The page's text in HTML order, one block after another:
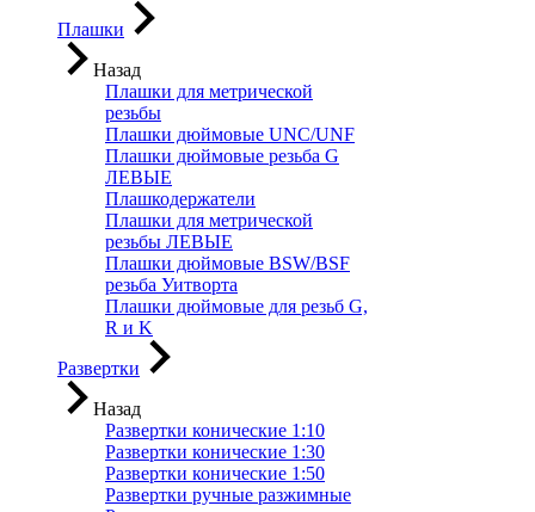
Плашки
Назад
Плашки для метрической
резьбы
Плашки дюймовые UNC/UNF
Плашки дюймовые резьба G
ЛЕВЫЕ
Плашкодержатели
Плашки для метрической
резьбы ЛЕВЫЕ
Плашки дюймовые BSW/BSF
резьба Уитворта
Плашки дюймовые для резьб G,
R и K
Развертки
Назад
Развертки конические 1:10
Развертки конические 1:30
Развертки конические 1:50
Развертки ручные разжимные